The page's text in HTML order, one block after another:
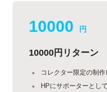
10000 円
10000円リターン
コレクター限定の制
HPにサポーターとし